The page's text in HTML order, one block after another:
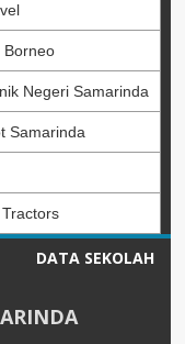
Borneo
Negeri Samarinda
Samarinda
DATA SEKOLAH